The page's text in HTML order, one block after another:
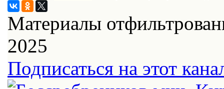
Материалы
2025
Подписаться на этот